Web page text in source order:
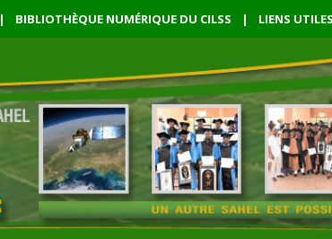
| BIBLIOTHÈQUE NUMÉRIQUE DU CILSS | LIENS UTILES